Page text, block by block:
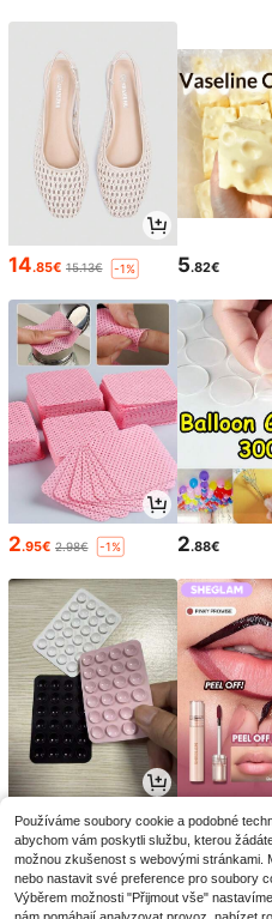
14.85€ 15.13€ -1% 5.82€
2.95€ 2.98€ -1% 2.88€
2.75€ 4.94€
Používáme soubory cookie a podobné
abychom vám poskytli službu, kterou
možnou zkušenost s webovými stránkami.
nebo nastavit své preference pro soubory
Výběrem možnosti "Přijmout vše"